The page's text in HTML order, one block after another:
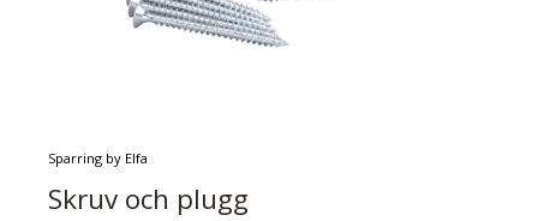
Sparring by Elfa
Skruv och plugg